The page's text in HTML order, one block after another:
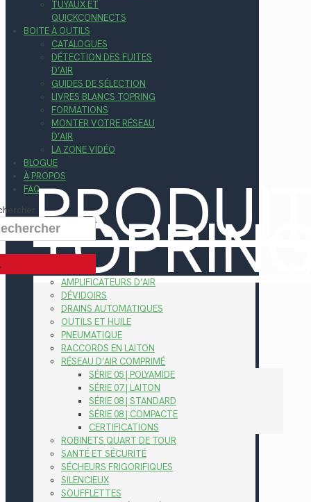
TUYAUX ET
QUICKCONNECTS
BOITE À OUTILS
CATALOGUES
DÉTECTION DES FUITES
D’AIR
GUIDES DE SÉLECTION
LIVRES BLANCS TOPRING
FORMATIONS
MONTER VOTRE RÉSEAU
D’AIR
LA ZONE VIDÉO
BLOGUE
À PROPOS
FAQ
AMPLIFICATEURS D’AIR
DÉVIDOIRS
DRAINS AUTOMATIQUES
OUTILS ET HUILE
PNEUMATIQUE
RACCORDS EN LAITON
RÉSEAU D’AIR COMPRIMÉ
SÉRIE 05 | POLYAMIDE
SÉRIE 07 | LAITON
SÉRIE 08 | STANDARD
SÉRIE 08 | COMPACTE
CERTIFICATIONS
ROBINETS QUART DE TOUR
SANTÉ ET SÉCURITÉ
SÉCHEURS FRIGORIFIQUES
SILENCIEUX
SOUFFLETTES